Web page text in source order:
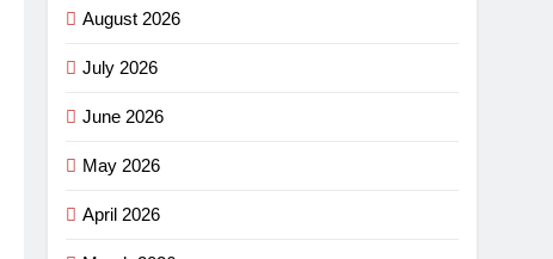
August 2026
July 2026
June 2026
May 2026
April 2026